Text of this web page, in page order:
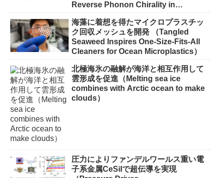
Reverse Phonon Chirality in
海藻に着想を得たマイクロプラスチッ
ク回収メッシュを開発 （Tangled
Seaweed Inspires One-Size-Fits-All
Cleaners for Ocean Microplastics）
北極海氷の融解が海洋と相互作用して
雲形成を促進（Melting sea ice
combines with Arctic ocean to make
clouds）
圧力によりファンデルワールス重い電
子系金属CeSiIで超伝導を実現